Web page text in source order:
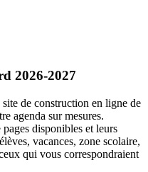
2026-2027
de construction en ligne de
agenda sur mesures.
disponibles et leurs
vacances, zone scolaire,
qui vous correspondraient